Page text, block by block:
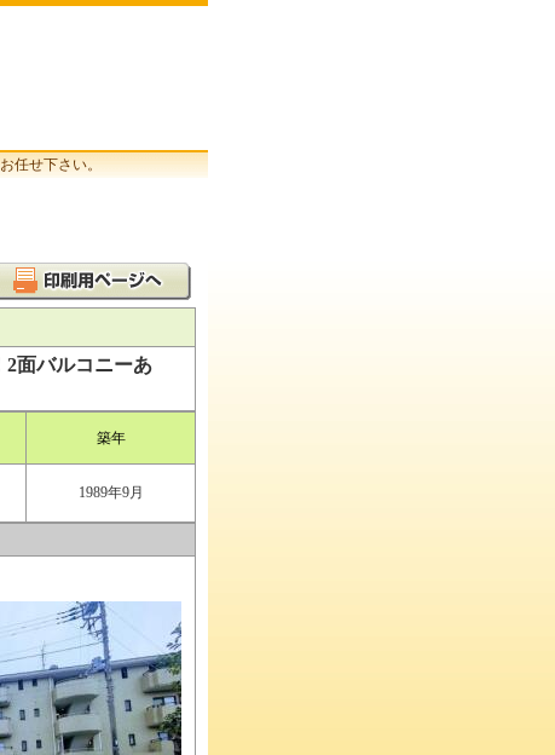
任せ下さい。
2面バルコニーあ
築年
1989年9月